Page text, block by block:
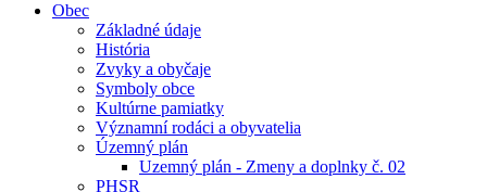
Obec
Základné údaje
História
Zvyky a obyčaje
Symboly obce
Kultúrne pamiatky
Významní rodáci a obyvatelia
Územný plán
Uzemný plán - Zmeny a doplnky č. 02
PHSR